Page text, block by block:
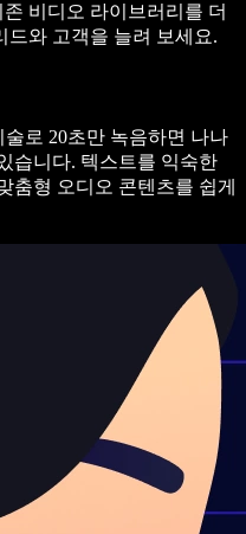
비디오 라이브러리를 더
드와 고객을 늘려 보세요.
술로 20초만 녹음하면 나나
습니다. 텍스트를 익숙한
춤형 오디오 콘텐츠를 쉽게